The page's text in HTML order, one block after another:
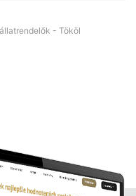
- Tököl